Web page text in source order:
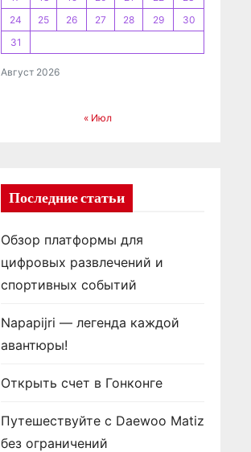
Август 2026
24
25 26 27 28 29
30
31
« Июл
Последние статьи
Обзор платформы для
цифровых развлечений и
спортивных событий
Napapijri — легенда каждой
авантюры!
Открыть счет в Гонконге
Путешествуйте с Daewoo Matiz
без ограничений